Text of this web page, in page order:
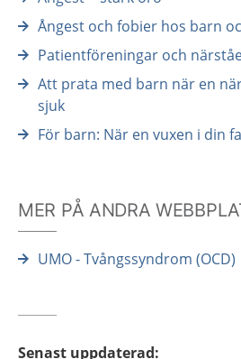
Ångest och fobier hos barn
Patientföreningar och
Att prata med barn när en
sjuk
För barn: När en vuxen i din
MER PÅ ANDRA
UMO - Tvångssyndrom (OCD)
Senast uppdaterad: